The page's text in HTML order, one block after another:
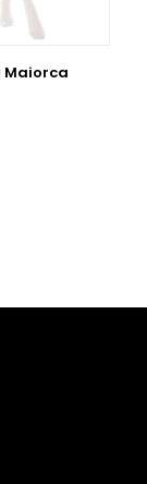
Maiorca